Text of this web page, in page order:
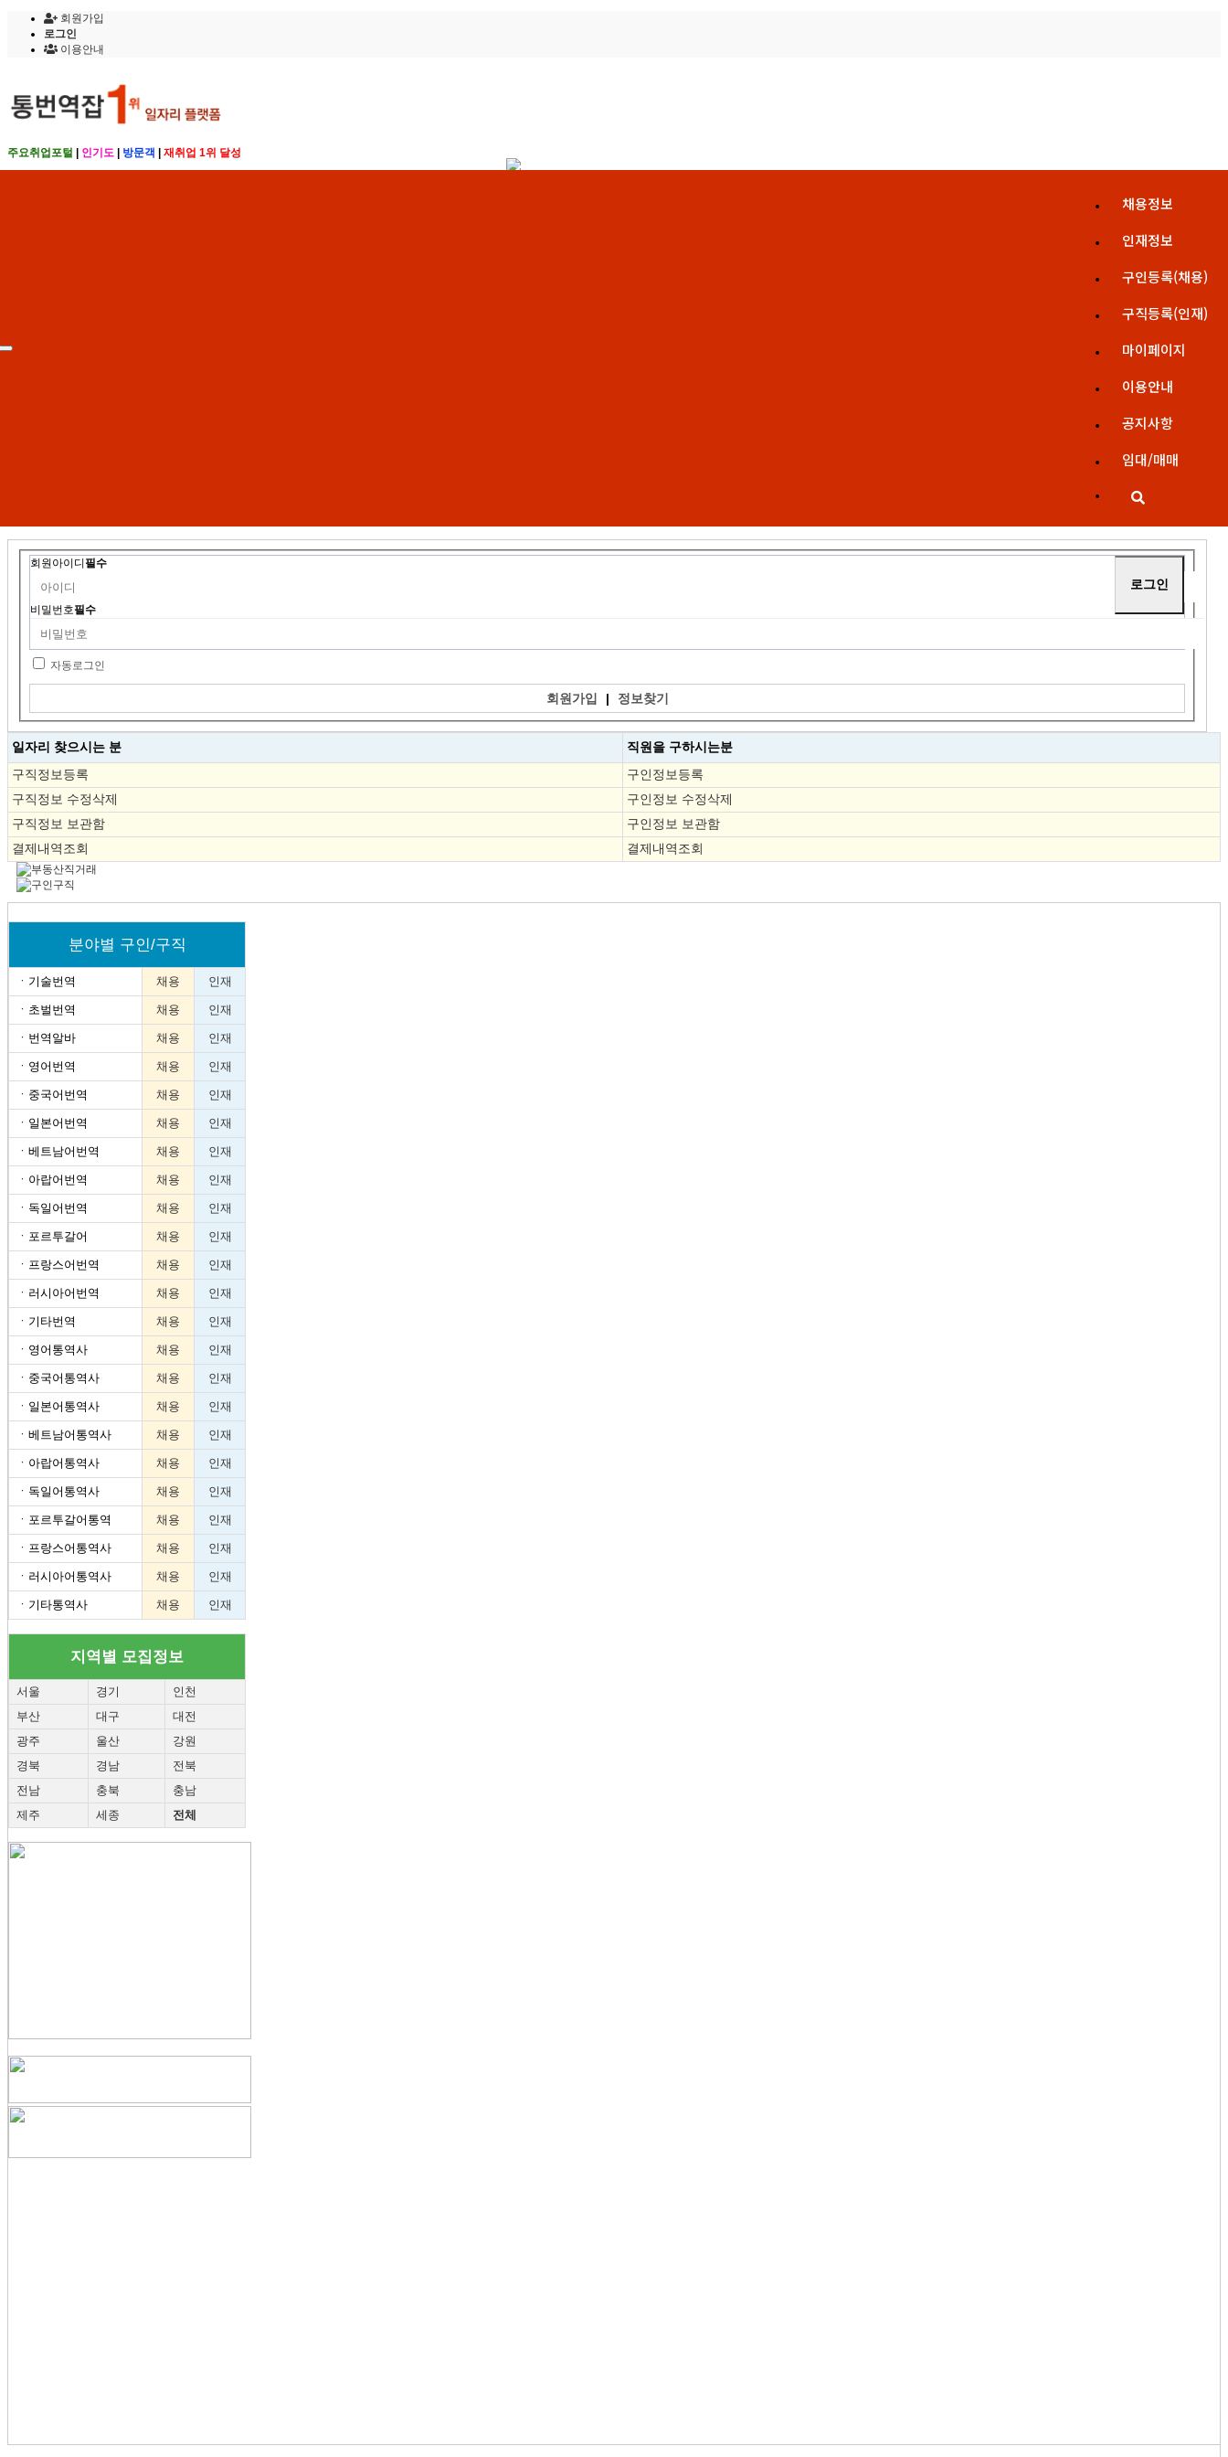
회원가입
로그인
이용안내
주요취업포털 인기도 방문객 재취업 1위 달성
채용정보
인재정보
구인등록(채용)
구직등록(인재)
마이페이지
이용안내
공지사항
임대/매매
회원아이디 필수
비밀번호필수
자동로그인
회원가입 | 정보찾기
일자리 찾으시는 분 직원을 구하시는분
구직정보등록
구인정보등록
구직정보 수정삭제
구인정보 수정삭제
구직정보 보관함
구인정보 보관함
결제내역조회
결제내역조회
분야별 구인/구직
ㆍ 기술번역 채용 인재
ㆍ 초벌번역 채용 인재
ㆍ 번역알바 채용 인재
ㆍ 영어번역 채용 인재
ㆍ 중국어번역 채용 인재
ㆍ 일본어번역 채용 인재
ㆍ 베트남어번역 채용 인재
ㆍ 아랍어번역 채용 인재
ㆍ 독일어번역 채용 인재
ㆍ 포르투갈어 채용 인재
ㆍ 프랑스어번역 채용 인재
ㆍ 러시아어번역 채용 인재
ㆍ 기타번역 채용 인재
ㆍ 영어통역사 채용 인재
ㆍ 중국어통역사 채용 인재
ㆍ 일본어통역사 채용 인재
ㆍ 베트남어통역사 채용 인재
ㆍ 아랍어통역사 채용 인재
ㆍ 독일어통역사 채용 인재
ㆍ 포르투갈어통역 채용 인재
ㆍ 프랑스어통역사 채용 인재
ㆍ 러시아어통역사 채용 인재
ㆍ 기타통역사 채용 인재
지역별 모집정보
서울 경기
인천
부산
대구
대전
광주
울산
강원
경북
경남
전북
전남
충북
충남
제주
세종 전체